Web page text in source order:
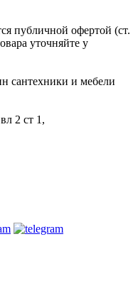
публичной офертой (ст.
уточняйте у
сантехники и мебели
2 ст 1,